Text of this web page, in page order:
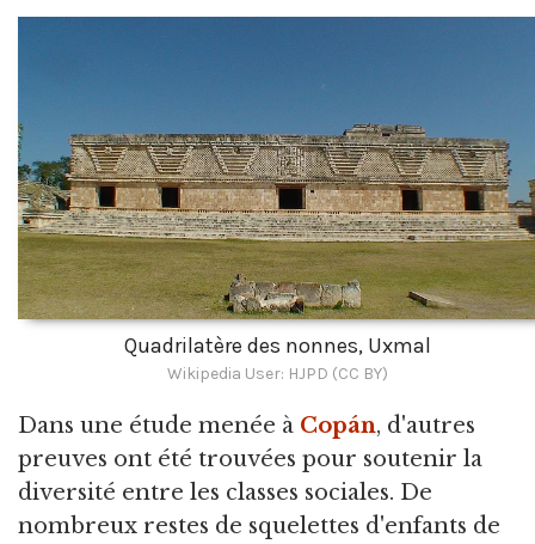
Quadrilatère des nonnes, Uxmal
Wikipedia User: HJPD (CC BY)
Dans une étude menée à Copán, d'autres
preuves ont été trouvées pour soutenir la
diversité entre les classes sociales. De
nombreux restes de squelettes d'enfants de